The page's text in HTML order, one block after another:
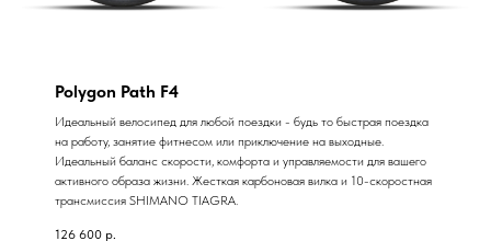
Polygon Path F4
Идеальный велосипед для любой поездки - будь то быстрая поездка
на работу, занятие фитнесом или приключение на выходные.
Идеальный баланс скорости, комфорта и управляемости для вашего
активного образа жизни. Жесткая карбоновая вилка и 10-скоростная
трансмиссия SHIMANO TIAGRA.
126 600 р.